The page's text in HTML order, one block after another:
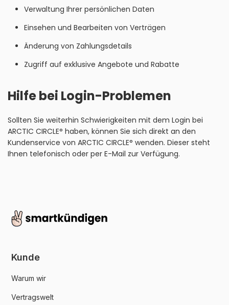
Verwaltung Ihrer persönlichen Daten
Einsehen und Bearbeiten von Verträgen
Änderung von Zahlungsdetails
Zugriff auf exklusive Angebote und Rabatte
Hilfe bei Login-Problemen
Sollten Sie weiterhin Schwierigkeiten mit dem Login bei
ARCTIC CIRCLE° haben, können Sie sich direkt an den
Kundenservice von ARCTIC CIRCLE° wenden. Dieser steht
Ihnen telefonisch oder per E-Mail zur Verfügung.
Kunde
Warum wir
Vertragswelt